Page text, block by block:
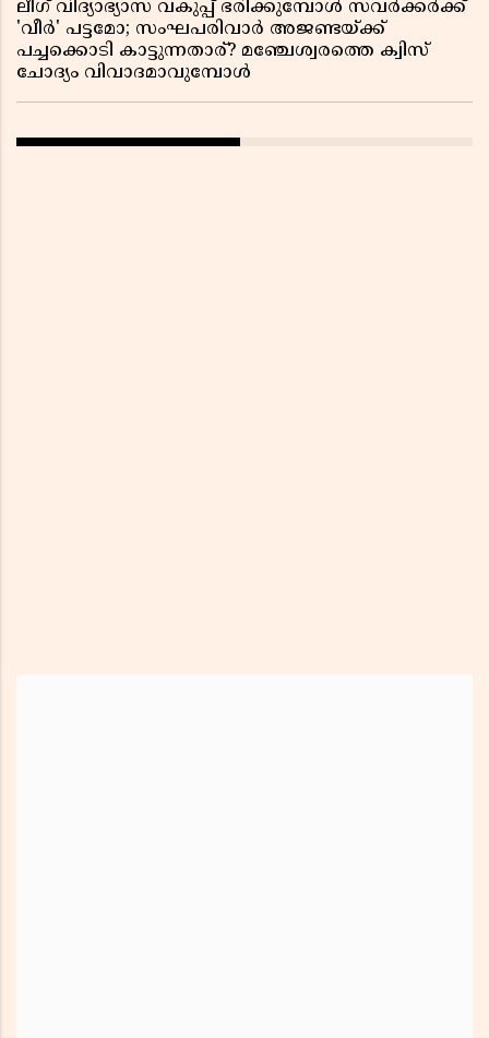
ലീഗ് വിദ്യാഭ്യാസ വകുപ്പ് ഭരിക്കുമ്പോൾ സവർക്കർക്ക്
'വീർ' പട്ടമോ; സംഘപരിവാർ അജണ്ടയ്ക്ക്
പച്ചക്കൊടി കാട്ടുന്നതാര്? മഞ്ചേശ്വരത്തെ ക്വിസ്
ചോദ്യം വിവാദമാവുമ്പോൾ